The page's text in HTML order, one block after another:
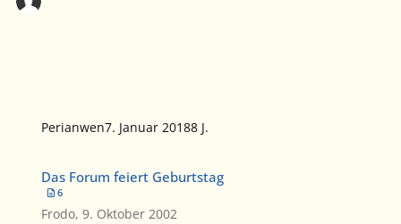
Perianwen7. Januar 20188 J.
Das Forum feiert Geburtstag
6
Frodo,9. Oktober 2002